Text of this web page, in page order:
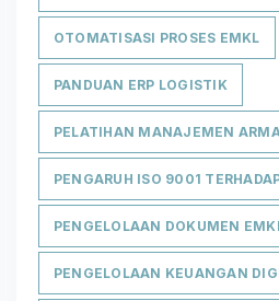
OTOMATISASI PROSES EMKL
PANDUAN ERP LOGISTIK
PELATIHAN MANAJEMEN
PENGARUH ISO 9001
PENGELOLAAN DOKUMEN
PENGELOLAAN KEUANGAN